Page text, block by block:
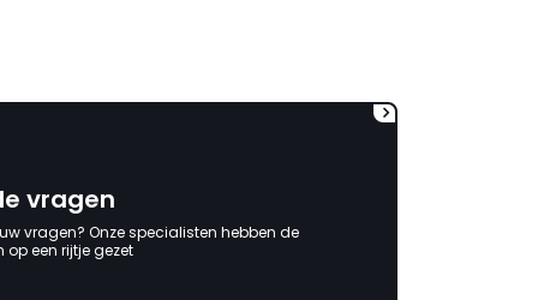
vragen
vragen? Onze specialisten hebben de
een rijtje gezet